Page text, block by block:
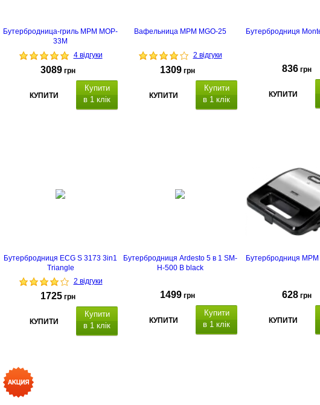
Бутербродница-гриль MPM MOP-
33M
4 відгуки
3089 грн
КУПИТИ
Купити
в 1 клік
Вафельница MPM MGO-25
2 відгуки
1309 грн
КУПИТИ
Купити
в 1 клік
Бутербродниця
836 грн
КУПИТИ
Бутербродниця ECG S 3173 3in1
Triangle
2 відгуки
1725 грн
КУПИТИ
Купити
в 1 клік
Бутербродниця Ardesto 5 в 1 SM-
H-500 B black
1499 грн
КУПИТИ
Купити
в 1 клік
Бутербродниця MPM
628 грн
КУПИТИ